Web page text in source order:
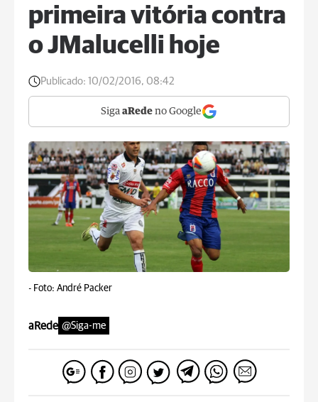
primeira vitória contra
o JMalucelli hoje
Publicado: 10/02/2016, 08:42
Siga aRede no Google
- Foto: André Packer
aRede @Siga-me